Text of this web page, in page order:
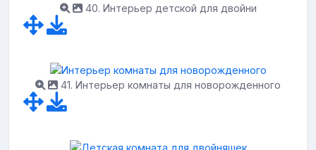
40. Интерьер детской для двойни
41. Интерьер комнаты для новорожденного